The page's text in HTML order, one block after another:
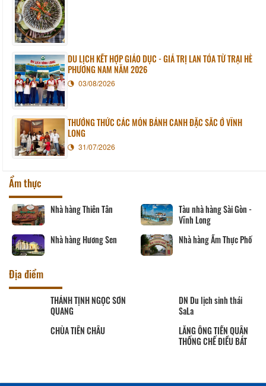
DU LỊCH KẾT HỢP GIÁO DỤC - GIÁ TRỊ LAN TỎA TỪ TRẠI HÈ
PHƯƠNG NAM NĂM 2026
03/08/2026
THƯỞNG THỨC CÁC MÓN BÁNH CANH ĐẶC SẮC Ở VĨNH
LONG
31/07/2026
Ẩm thực
Nhà hàng Thiên Tân
Tàu nhà hàng Sài Gòn -
Vĩnh Long
Nhà hàng Hương Sen
Nhà hàng Ẩm Thực Phố
Địa điểm
THÁNH TỊNH NGỌC SƠN
QUANG
DN Du lịch sinh thái
SaLa
CHÙA TIÊN CHÂU
LĂNG ÔNG TIỀN QUÂN
THỐNG CHẾ ĐIỀU BÁT